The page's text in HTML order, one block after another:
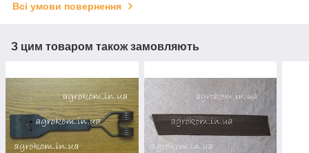
Всі умови повернення
З цим товаром також замовляють